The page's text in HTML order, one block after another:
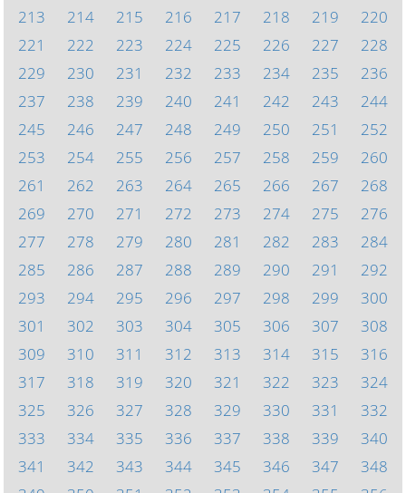
213
214 215 216 217 218 219
220
221
222 223 224 225 226 227
228
229
230 231 232 233 234 235
236
237
238 239 240 241 242 243
244
245
246 247 248 249 250 251
252
253
254 255 256 257 258 259
260
261
262 263 264 265 266 267
268
269
270 271 272 273 274 275
276
277
278 279 280 281 282 283
284
285
286 287 288 289 290 291
292
293
294 295 296 297 298 299
300
301
302 303 304 305 306 307
308
309
310 311 312 313 314 315
316
317
318 319 320 321 322 323
324
325
326 327 328 329 330 331
332
333
334 335 336 337 338 339
340
341
342 343 344 345 346 347
348